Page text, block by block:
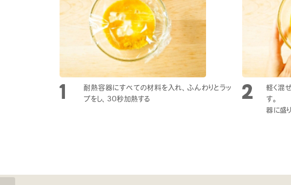
耐熱容器にすべての材料を入れ、ふんわりとラッ
プをし、30秒加熱する
軽く混
す。
器に盛